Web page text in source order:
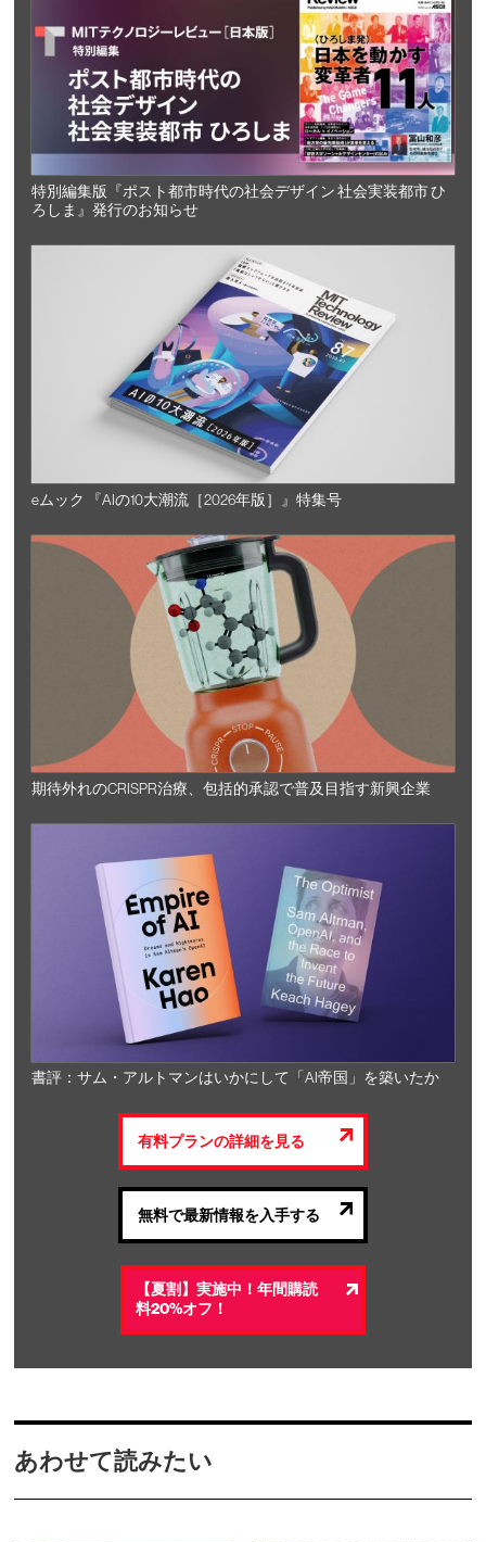
特別編集版『ポスト都市時代の社会デザイン 社会実装都市 ひ
ろしま』発行のお知らせ
eムック 『AIの10大潮流［2026年版］』特集号
期待外れのCRISPR治療、包括的承認で普及目指す新興企業
書評：サム・アルトマンはいかにして「AI帝国」を築いたか
有料プランの詳細を見る
無料で最新情報を入手する
【夏割】実施中！年間購読
料20%オフ！
あわせて読みたい